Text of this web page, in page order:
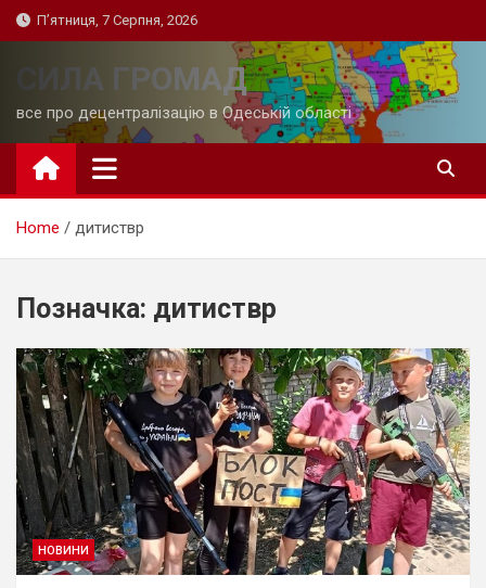
Skip
to
П’ятниця, 7 Серпня, 2026
СИЛА ГРОМАД
все про децентралізацію в Одеській області
Home дитиствр
Позначка: дитиствр
НОВИНИ